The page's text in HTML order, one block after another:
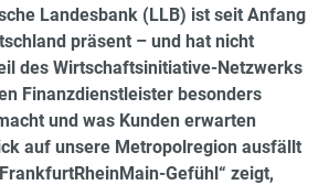
Landesbank (LLB) ist seit Anfang
präsent – und hat nicht
des Wirtschaftsinitiative-Netzwerks
Finanzdienstleister besonders
und was Kunden erwarten
auf unsere Metropolregion ausfällt
Gefühl“ zeigt,